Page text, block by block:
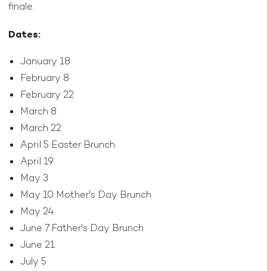
finale.
Dates:
January 18
February 8
February 22
March 8
March 22
April 5 Easter Brunch
April 19
May 3
May 10 Mother's Day Brunch
May 24
June 7 Father's Day Brunch
June 21
July 5